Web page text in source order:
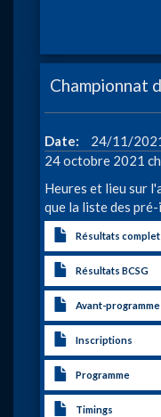
Championnat
Date 24/11/
24 octobre 2021
Heures et lieu sur
que la liste des
Résultats
Résultats BCSG
Avant-programme
Inscriptions
Programme
Timings